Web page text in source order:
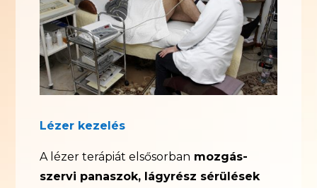
Lézer kezelés
A lézer terápiát elsősorban mozgás-
szervi panaszok, lágyrész sérülések